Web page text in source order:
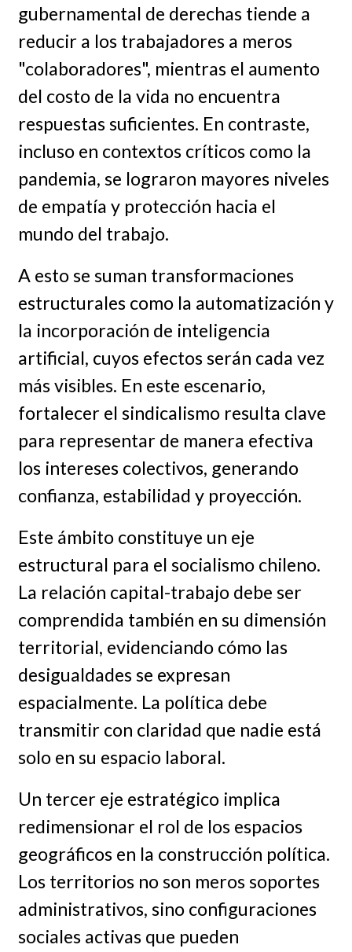
gubernamental de derechas tiende a
reducir a los trabajadores a meros
"colaboradores", mientras el aumento
del costo de la vida no encuentra
respuestas suficientes. En contraste,
incluso en contextos críticos como la
pandemia, se lograron mayores niveles
de empatía y protección hacia el
mundo del trabajo.
A esto se suman transformaciones
estructurales como la automatización y
la incorporación de inteligencia
artificial, cuyos efectos serán cada vez
más visibles. En este escenario,
fortalecer el sindicalismo resulta clave
para representar de manera efectiva
los intereses colectivos, generando
confianza, estabilidad y proyección.
Este ámbito constituye un eje
estructural para el socialismo chileno.
La relación capital-trabajo debe ser
comprendida también en su dimensión
territorial, evidenciando cómo las
desigualdades se expresan
espacialmente. La política debe
transmitir con claridad que nadie está
solo en su espacio laboral.
Un tercer eje estratégico implica
redimensionar el rol de los espacios
geográficos en la construcción política.
Los territorios no son meros soportes
administrativos, sino configuraciones
sociales activas que pueden